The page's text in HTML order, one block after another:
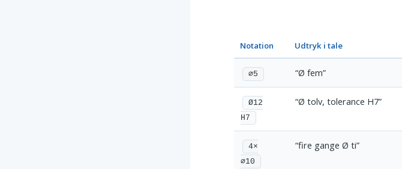
Notation Udtryk i tale
⌀5 “Ø fem”
Ø12
H7
“Ø tolv, tolerance H7”
4×
⌀10
“fire gange Ø ti”